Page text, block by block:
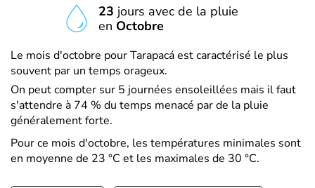
23 jours avec de la pluie
en Octobre
Le mois d'octobre pour Tarapacá est caractérisé le plus
souvent par un temps orageux.
On peut compter sur 5 journées ensoleillées mais il faut
s'attendre à 74 % du temps menacé par de la pluie
généralement forte.
Pour ce mois d'octobre, les températures minimales sont
en moyenne de 23 °C et les maximales de 30 °C.